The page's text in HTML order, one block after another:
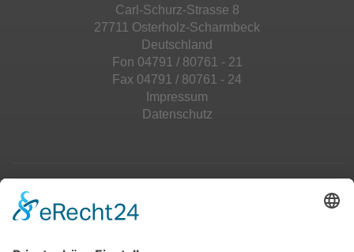
Carl-Schurz-Strasse 8
27711 Osterholz-Scharmbeck
Deutschland
Fon 04791 / 80761 - 21
Fax 04791 / 80761 - 24
Impressum
Datenschutz